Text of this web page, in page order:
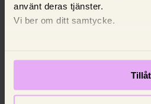
använt deras tjänster.
Vi ber om ditt samtycke.
16 mars 2026,Louise Thurell